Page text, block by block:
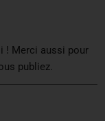
! Merci aussi pour
publiez.